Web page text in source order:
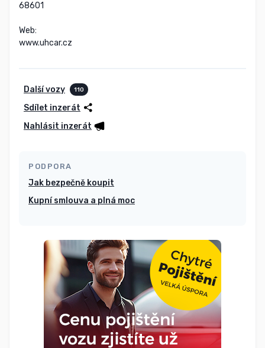
68601
Web:
www.uhcar.cz
Další vozy 110
Sdílet inzerát
Nahlásit inzerát
PODPORA
Jak bezpečně koupit
Kupní smlouva a plná moc